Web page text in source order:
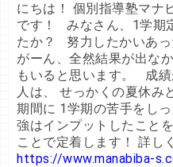
にちは！ 個別指導塾マナ
です！ みなさん、1学期
たか？ 努力したかいあっ
がーん、全然結果が出な
もいると思います。 成
人は、 せっかくの夏休み
期間に 1学期の苦手をし
強はインプットしたこと
ことで定着します！ 詳し
https://www.manabiba-